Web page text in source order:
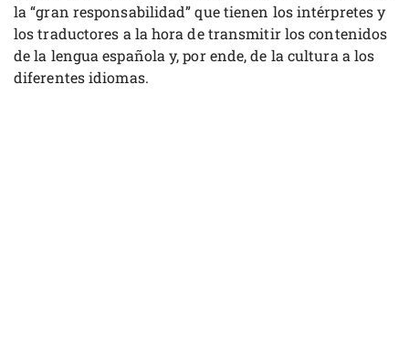
la “gran responsabilidad” que tienen los intérpretes y
los traductores a la hora de transmitir los contenidos
de la lengua española y, por ende, de la cultura a los
diferentes idiomas.